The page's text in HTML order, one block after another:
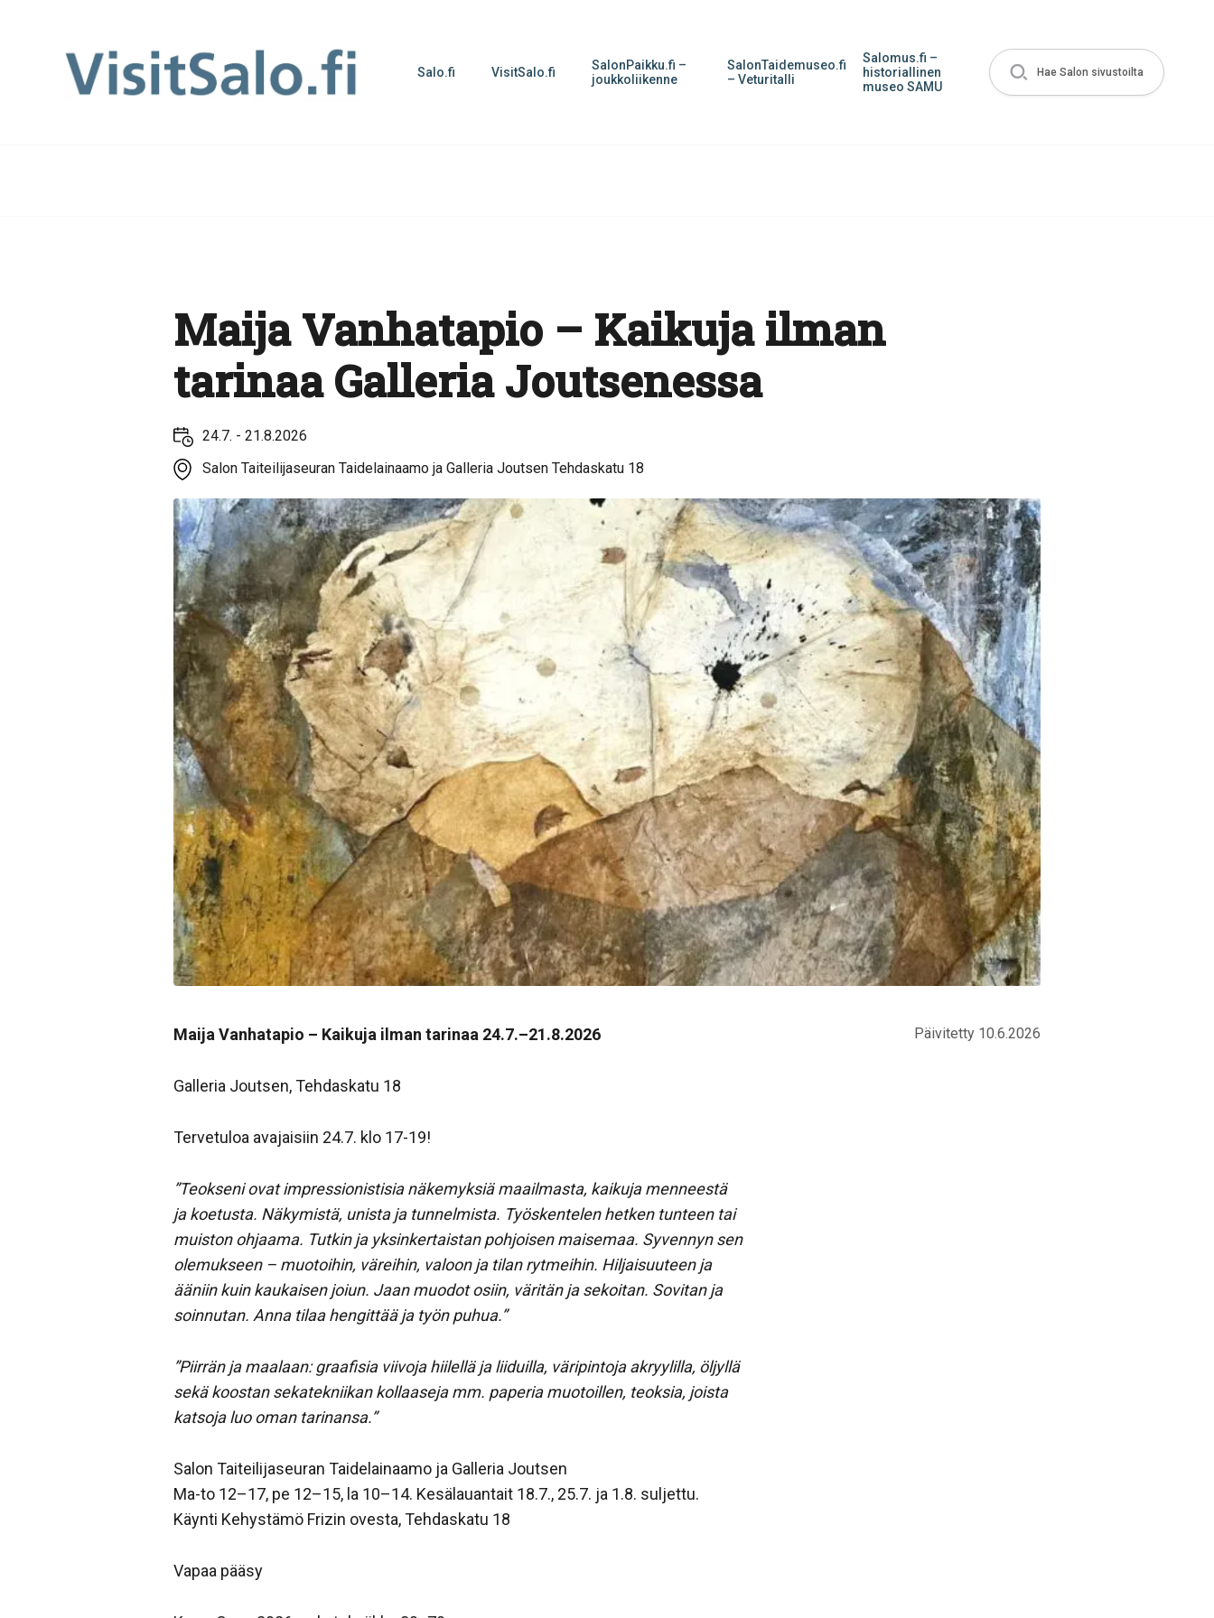
Salo.fi VisitSalo.fi
SalonPaikku.fi –
joukkoliikenne
SalonTaidemuseo.fi
– Veturitalli
Salomus.fi –
historiallinen
museo SAMU
Hae Salon sivustoilta
Maija Vanhatapio – Kaikuja ilman
tarinaa Galleria Joutsenessa
24.7. - 21.8.2026
Salon Taiteilijaseuran Taidelainaamo ja Galleria Joutsen Tehdaskatu 18
Maija Vanhatapio – Kaikuja ilman tarinaa 24.7.–21.8.2026
Galleria Joutsen, Tehdaskatu 18
Tervetuloa avajaisiin 24.7. klo 17-19!
”Teokseni ovat impressionistisia näkemyksiä maailmasta, kaikuja menneestä
ja koetusta. Näkymistä, unista ja tunnelmista. Työskentelen hetken tunteen tai
muiston ohjaama. Tutkin ja yksinkertaistan pohjoisen maisemaa. Syvennyn sen
olemukseen – muotoihin, väreihin, valoon ja tilan rytmeihin. Hiljaisuuteen ja
ääniin kuin kaukaisen joiun. Jaan muodot osiin, väritän ja sekoitan. Sovitan ja
soinnutan. Anna tilaa hengittää ja työn puhua.”
”Piirrän ja maalaan: graafisia viivoja hiilellä ja liiduilla, väripintoja akryylilla, öljyllä
sekä koostan sekatekniikan kollaaseja mm. paperia muotoillen, teoksia, joista
katsoja luo oman tarinansa.”
Salon Taiteilijaseuran Taidelainaamo ja Galleria Joutsen
Ma-to 12–17, pe 12–15, la 10–14. Kesälauantait 18.7., 25.7. ja 1.8. suljettu.
Käynti Kehystämö Frizin ovesta, Tehdaskatu 18
Vapaa pääsy
Päivitetty 10.6.2026